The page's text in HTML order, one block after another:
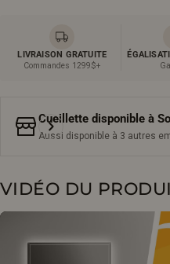
LIVRAISON GRATUITE
Commandes 1299$+
Cueillette disponible à
Aussi disponible à 3 autres
VIDÉO DU